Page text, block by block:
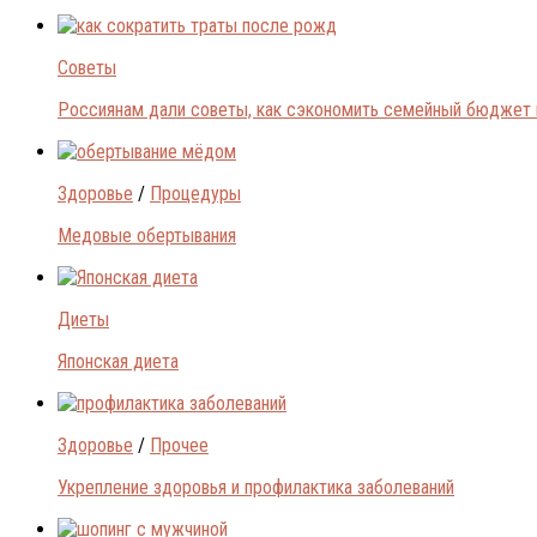
Советы
Россиянам дали советы, как сэкономить семейный бюджет
Здоровье / Процедуры
Медовые обертывания
Диеты
Японская диета
Здоровье / Прочее
Укрепление здоровья и профилактика заболеваний